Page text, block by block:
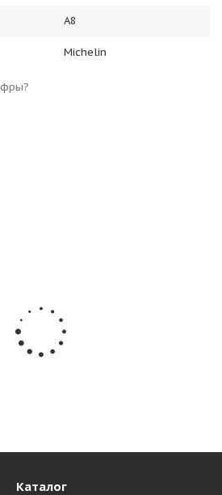
A8
Michelin
05 800/65 R32 181A8
Каталог